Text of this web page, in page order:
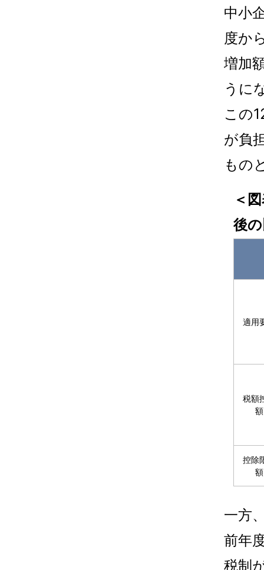
中小
度か
増加
うに
この
が負
もの
＜
後
適用
税額
額
控除
額
一方
前年
税制